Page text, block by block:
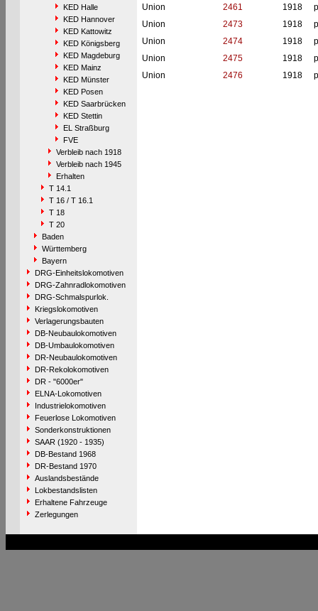
KED Halle
KED Hannover
KED Kattowitz
KED Königsberg
KED Magdeburg
KED Mainz
KED Münster
KED Posen
KED Saarbrücken
KED Stettin
EL Straßburg
FVE
Verbleib nach 1918
Verbleib nach 1945
Erhalten
T 14.1
T 16 / T 16.1
T 18
T 20
Baden
Württemberg
Bayern
DRG-Einheitslokomotiven
DRG-Zahnradlokomotiven
DRG-Schmalspurlok.
Kriegslokomotiven
Verlagerungsbauten
DB-Neubaulokomotiven
DB-Umbaulokomotiven
DR-Neubaulokomotiven
DR-Rekolokomotiven
DR - "6000er"
ELNA-Lokomotiven
Industrielokomotiven
Feuerlose Lokomotiven
Sonderkonstruktionen
SAAR (1920 - 1935)
DB-Bestand 1968
DR-Bestand 1970
Auslandsbestände
Lokbestandslisten
Erhaltene Fahrzeuge
Zerlegungen
Union
2461 1918
Union
2473 1918
Union
2474 1918
Union
2475 1918
Union
2476 1918